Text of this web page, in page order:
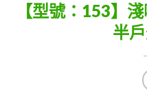
【型號：153】
半